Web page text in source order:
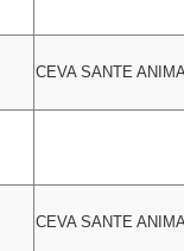
CEVA SANTE
CEVA SANTE